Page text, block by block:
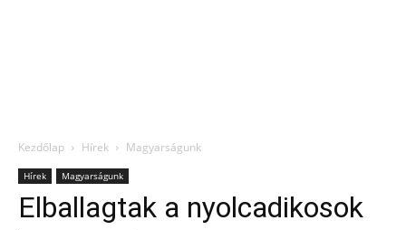
Kezdőlap Hírek Magyarságunk
Hírek Magyarságunk
Elballagtak a nyolcadikosok